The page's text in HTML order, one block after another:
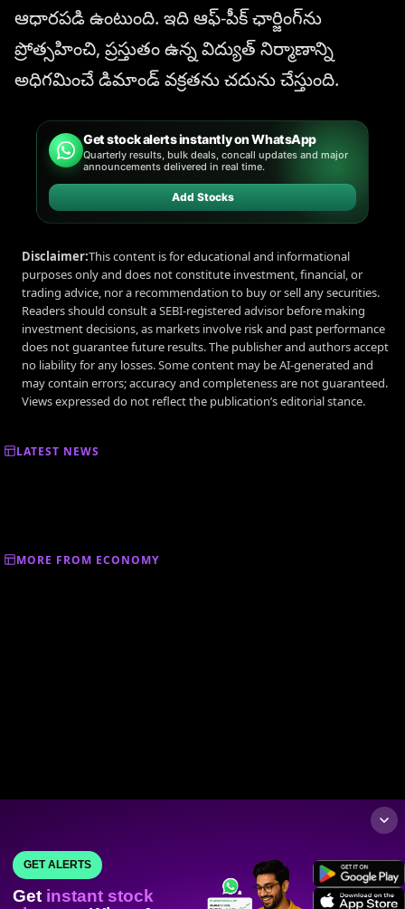
ఆధారపడి ఉంటుంది. ఇది ఆఫ్‌-పీక్ ఛార్జింగ్‌ను
ప్రోత్సహించి, ప్రస్తుతం ఉన్న విద్యుత్ నిర్మాణాన్ని
అధిగమించే డిమాండ్ వక్రతను చదును చేస్తుంది.
Get stock alerts instantly on WhatsApp
Quarterly results, bulk deals, concall updates and major
announcements delivered in real time.
Add Stocks
Disclaimer:This content is for educational and informational
purposes only and does not constitute investment, financial, or
trading advice, nor a recommendation to buy or sell any securities.
Readers should consult a SEBI-registered advisor before making
investment decisions, as markets involve risk and past performance
does not guarantee future results. The publisher and authors accept
no liability for any losses. Some content may be AI-generated and
may contain errors; accuracy and completeness are not guaranteed.
Views expressed do not reflect the publication’s editorial stance.
LATEST NEWS
MORE FROM ECONOMY
GET ALERTS
Get instant stock